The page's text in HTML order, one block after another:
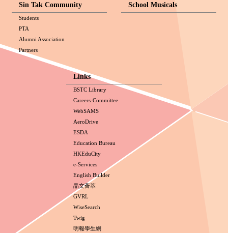
Sin Tak Community
Students
PTA
Alumni Association
Partners
School Musicals
Links
BSTC Library
Careers-Committee
WebSAMS
AeroDrive
ESDA
Education Bureau
HKEduCity
e-Services
English Builder
晶文薈萃
GVRL
WiseSearch
Twig
明報學生網